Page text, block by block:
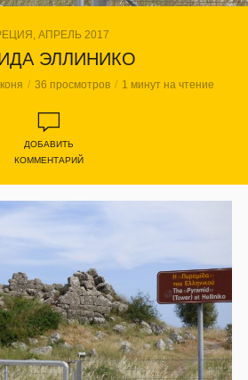
АПРЕЛЬ 2017
ЭЛЛИНИКО
36 просмотров 1 минут на чтение
ДОБАВИТЬ
КОММЕНТАРИЙ